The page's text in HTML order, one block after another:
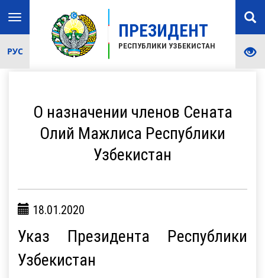
ПРЕЗИДЕНТ
РЕСПУБЛИКИ УЗБЕКИСТАН
Toggle
navigation
РУС
О назначении членов Сената
Олий Мажлиса Республики
Узбекистан
18.01.2020
Указ Президента Республики
Узбекистан